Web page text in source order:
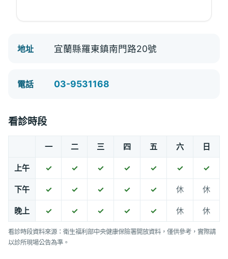
地址 宜蘭縣羅東鎮南門路20號
電話 03-9531168
看診時段
一 二 三 四 五 六 日
上午 ✓ ✓ ✓ ✓ ✓ ✓ ✓
下午 ✓ ✓ ✓ ✓ ✓ 休 休
晚上 ✓ ✓ ✓ ✓ ✓ 休 休
看診時段資料來源：衛生福利部中央健康保險署開放資料，僅供參考，實際請
以診所現場公告為準。